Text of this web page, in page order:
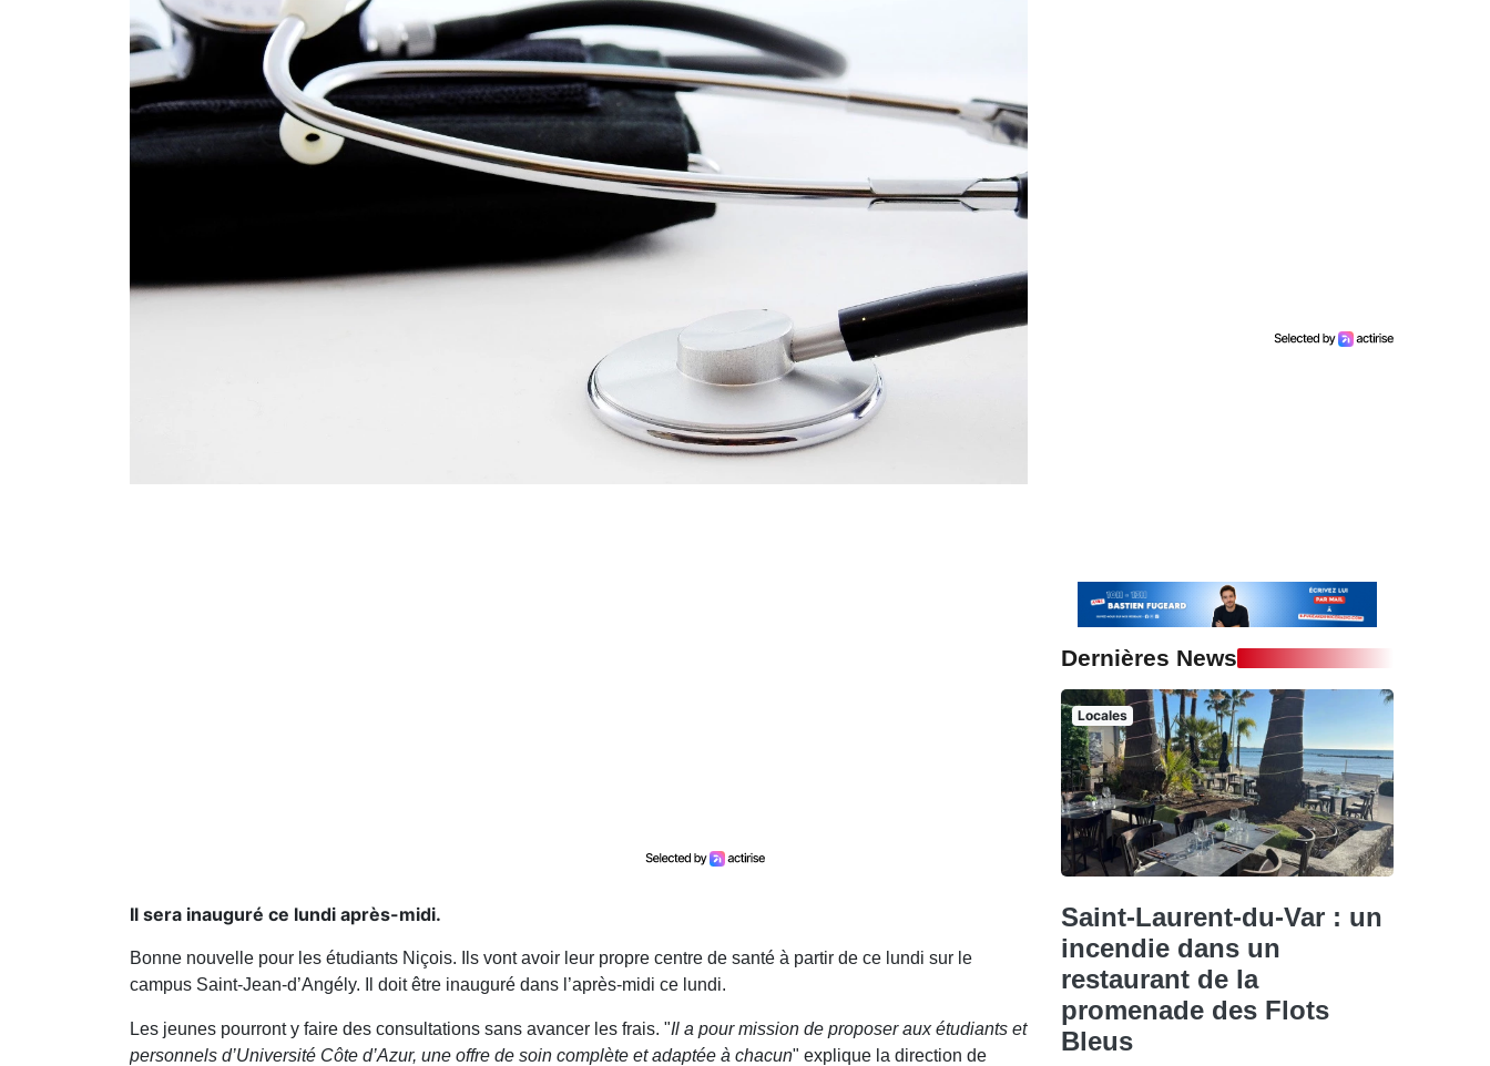
Il sera inauguré ce lundi après-midi.
Bonne nouvelle pour les étudiants Niçois. Ils vont avoir leur propre centre de santé à partir de ce lundi sur le
campus Saint-Jean-d’Angély. Il doit être inauguré dans l’après-midi ce lundi.
Les jeunes pourront y faire des consultations sans avancer les frais. "Il a pour mission de proposer aux étudiants et
personnels d’Université Côte d’Azur, une offre de soin complète et adaptée à chacun" explique la direction de
Dernières News
Locales
Saint-Laurent-du-Var : un
incendie dans un
restaurant de la
promenade des Flots
Bleus